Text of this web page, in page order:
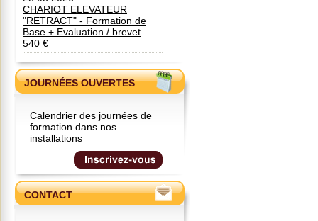
CHARIOT ELEVATEUR
"RETRACT" - Formation de
Base + Evaluation / brevet
540 €
JOURNÉES OUVERTES
Calendrier des journées de
formation dans nos
installations
CONTACT